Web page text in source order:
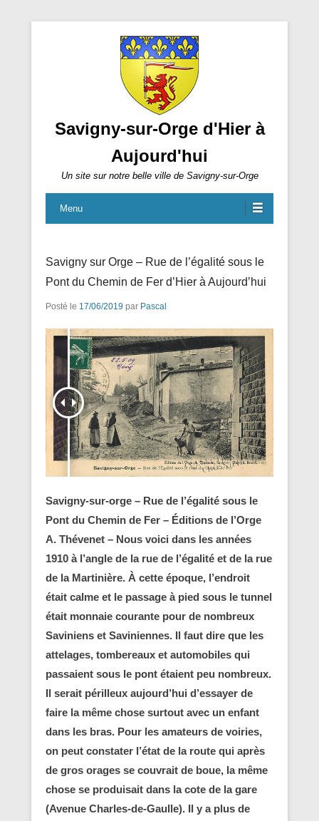
Savigny-sur-Orge d'Hier à
Aujourd'hui
Un site sur notre belle ville de Savigny-sur-Orge
Menu
Savigny sur Orge – Rue de l’égalité sous le
Pont du Chemin de Fer d’Hier à Aujourd’hui
Posté le 17/06/2019 par Pascal
Savigny-sur-orge – Rue de l’égalité sous le
Pont du Chemin de Fer – Éditions de l’Orge
A. Thévenet – Nous voici dans les années
1910 à l’angle de la rue de l’égalité et de la rue
de la Martinière. À cette époque, l’endroit
était calme et le passage à pied sous le tunnel
était monnaie courante pour de nombreux
Saviniens et Saviniennes. Il faut dire que les
attelages, tombereaux et automobiles qui
passaient sous le pont étaient peu nombreux.
Il serait périlleux aujourd’hui d’essayer de
faire la même chose surtout avec un enfant
dans les bras. Pour les amateurs de voiries,
on peut constater l’état de la route qui après
de gros orages se couvrait de boue, la même
chose se produisait dans la cote de la gare
(Avenue Charles-de-Gaulle). Il y a plus de